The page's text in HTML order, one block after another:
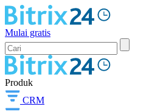
Mulai gratis
Produk
CRM